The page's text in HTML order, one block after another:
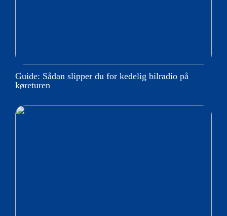
Guide: Sådan slipper du for kedelig bilradio på
køreturen